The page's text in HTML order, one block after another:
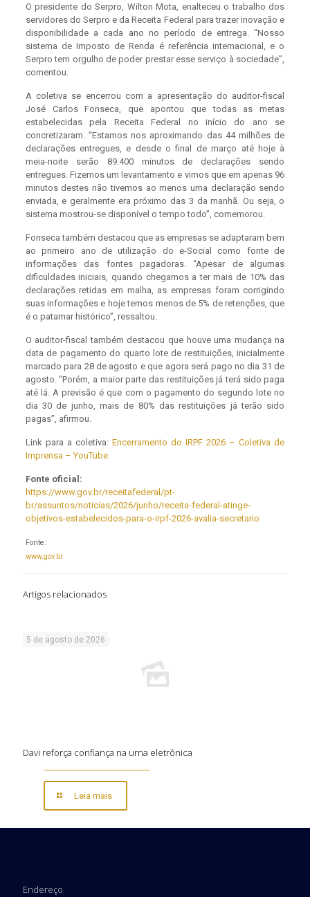
O presidente do Serpro, Wilton Mota, enalteceu o trabalho dos
servidores do Serpro e da Receita Federal para trazer inovação e
disponibilidade a cada ano no período de entrega. “Nosso
sistema de Imposto de Renda é referência internacional, e o
Serpro tem orgulho de poder prestar esse serviço à sociedade”,
comentou.
A coletiva se encerrou com a apresentação do auditor-fiscal
José Carlos Fonseca, que apontou que todas as metas
estabelecidas pela Receita Federal no início do ano se
concretizaram. “Estamos nos aproximando das 44 milhões de
declarações entregues, e desde o final de março até hoje à
meia-noite serão 89.400 minutos de declarações sendo
entregues. Fizemos um levantamento e vimos que em apenas 96
minutos destes não tivemos ao menos uma declaração sendo
enviada, e geralmente era próximo das 3 da manhã. Ou seja, o
sistema mostrou-se disponível o tempo todo”, comemorou.
Fonseca também destacou que as empresas se adaptaram bem
ao primeiro ano de utilização do e-Social como fonte de
informações das fontes pagadoras. “Apesar de algumas
dificuldades iniciais, quando chegamos a ter mais de 10% das
declarações retidas em malha, as empresas foram corrigindo
suas informações e hoje temos menos de 5% de retenções, que
é o patamar histórico”, ressaltou.
O auditor-fiscal também destacou que houve uma mudança na
data de pagamento do quarto lote de restituições, inicialmente
marcado para 28 de agosto e que agora será pago no dia 31 de
agosto. “Porém, a maior parte das restituições já terá sido paga
até lá. A previsão é que com o pagamento do segundo lote no
dia 30 de junho, mais de 80% das restituições já terão sido
pagas”, afirmou.
Link para a coletiva: Encerramento do IRPF 2026 – Coletiva de
Imprensa – YouTube
Fonte oficial:
https://www.gov.br/receitafederal/pt-
br/assuntos/noticias/2026/junho/receita-federal-atinge-
objetivos-estabelecidos-para-o-irpf-2026-avalia-secretario
Fonte:
www.gov.br
Artigos relacionados
5 de agosto de 2026
Davi reforça confiança na urna eletrônica
Leia mais
Endereço